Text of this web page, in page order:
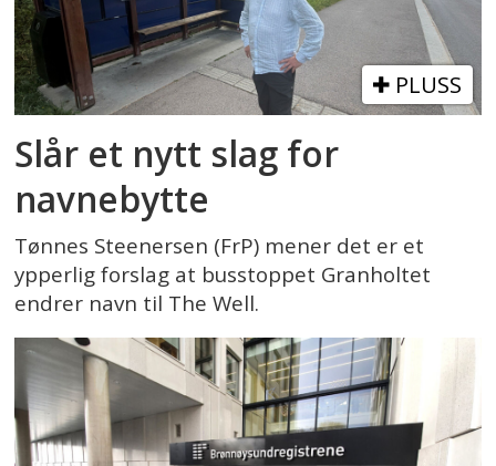
PLUSS
Slår et nytt slag for
navnebytte
Tønnes Steenersen (FrP) mener det er et
ypperlig forslag at busstoppet Granholtet
endrer navn til The Well.